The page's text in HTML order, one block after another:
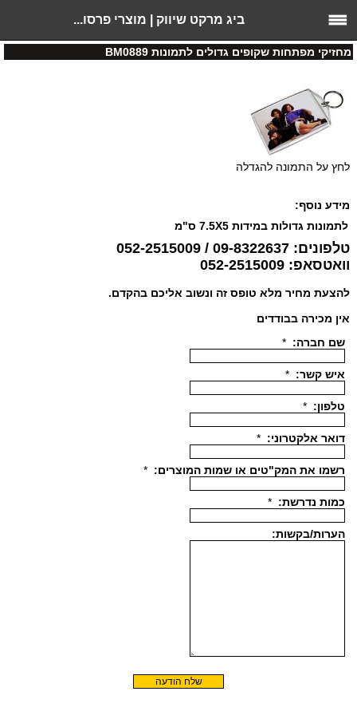
ביג מרקט שיווק | מוצרי פרסו...
מחזיקי מפתחות שקופים גדולים לתמונות BM0889
לחץ על התמונה להגדלה
מידע נוסף:
לתמונות גדולות במידות 7.5X5 ס"מ
טלפונים: 09-8322637 / 052-2515009
וואטסאפ: 052-2515009
להצעת מחיר מלא טופס זה ונשוב אליכם בהקדם.
אין מכירה בבודדים